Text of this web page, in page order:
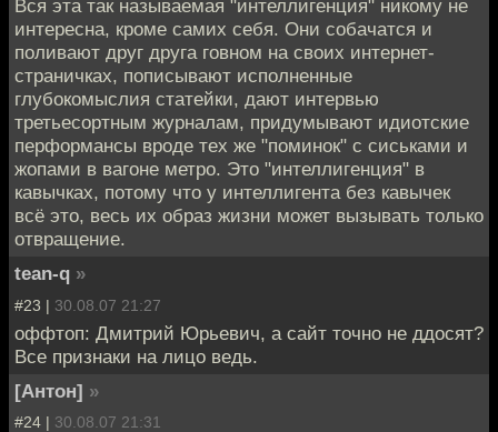
Вся эта так называемая "интеллигенция" никому не
интересна, кроме самих себя. Они собачатся и
поливают друг друга говном на своих интернет-
страничках, пописывают исполненные
глубокомыслия статейки, дают интервью
третьесортным журналам, придумывают идиотские
перформансы вроде тех же "поминок" с сиськами и
жопами в вагоне метро. Это "интеллигенция" в
кавычках, потому что у интеллигента без кавычек
всё это, весь их образ жизни может вызывать только
отвращение.
tean-q »
#23 | 30.08.07 21:27
оффтоп: Дмитрий Юрьевич, а сайт точно не ддосят?
Все признаки на лицо ведь.
[Антон] »
#24 | 30.08.07 21:31